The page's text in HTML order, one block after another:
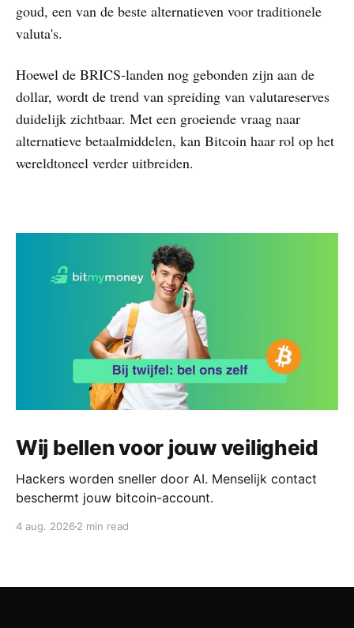
goud, een van de beste alternatieven voor traditionele
valuta's.
Hoewel de BRICS-landen nog gebonden zijn aan de
dollar, wordt de trend van spreiding van valutareserves
duidelijk zichtbaar. Met een groeiende vraag naar
alternatieve betaalmiddelen, kan Bitcoin haar rol op het
wereldtoneel verder uitbreiden.
Wij bellen voor jouw veiligheid
Hackers worden sneller door AI. Menselijk contact
beschermt jouw bitcoin-account.
4 aug. 2026 2 min read